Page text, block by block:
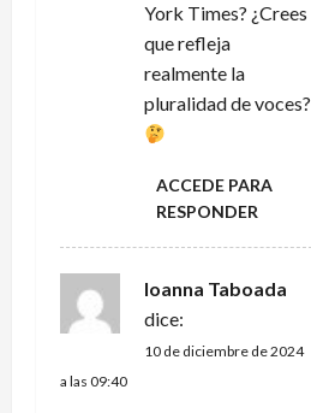
York Times? ¿Crees
que refleja
realmente la
pluralidad de voces?
ACCEDE PARA
RESPONDER
Ioanna Taboada
dice:
10 de diciembre de 2024
a las 09:40